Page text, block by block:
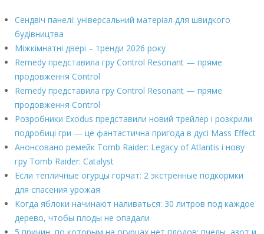
Сендвіч панелі: універсальний матеріал для швидкого
будівництва
Міжкімнатні двері – тренди 2026 року
Remedy представила гру Control Resonant — пряме
продовження Control
Remedy представила гру Control Resonant — пряме
продовження Control
Розробники Exodus представили новий трейлер і розкрили
подробиці гри — це фантастична пригода в дусі Mass Effect
Анонсовано ремейк Tomb Raider: Legacy of Atlantis і нову
гру Tomb Raider: Catalyst
Если тепличные огурцы горчат: 2 экстренные подкормки
для спасения урожая
Когда яблоки начинают наливаться: 30 литров под каждое
дерево, чтобы плоды не опадали